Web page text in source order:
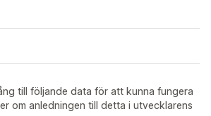
till följande data för att kunna fungera
om anledningen till detta i utvecklarens